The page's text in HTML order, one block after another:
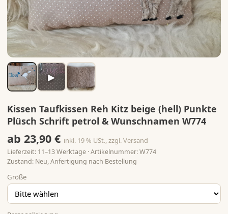
▶
Kissen Taufkissen Reh Kitz beige (hell) Punkte
Plüsch Schrift petrol & Wunschnamen W774
ab 23,90 € inkl. 19 % USt., zzgl. Versand
Lieferzeit: 11–13 Werktage · Artikelnummer: W774
Zustand: Neu, Anfertigung nach Bestellung
Größe